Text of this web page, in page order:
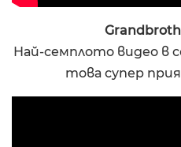
Най-семплото видео в
това супер